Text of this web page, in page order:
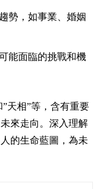
勢，如事業、婚姻
能面臨的挑戰和機
天相”等，含有重要
來走向。深入理解
的生命藍圖，為未